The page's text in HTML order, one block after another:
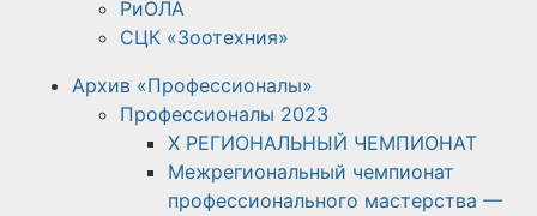
РиОЛА
СЦК «Зоотехния»
Архив «Профессионалы»
Профессионалы 2023
X РЕГИОНАЛЬНЫЙ ЧЕМПИОНАТ
Межрегиональный чемпионат
профессионального мастерства —